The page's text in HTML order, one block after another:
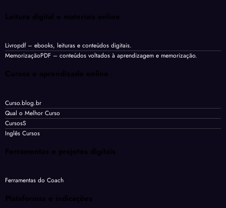
Leitura digital e materiais online
Livropdf– ebooks, leituras e conteúdos digitais.
MemorizaçãoPDF – conteúdos voltados à aprendizagem e memorização.
Cursos e aprendizado online
Curso.blog.br
Qual o Melhor Curso
CursosS
Inglês Cursos
Ferramentas e projetos digitais
Ferramentas do Coach
Plataformas e indicações